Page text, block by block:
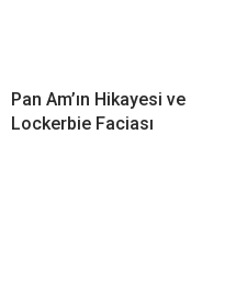
Pan Am’ın Hikayesi ve
Lockerbie Faciası